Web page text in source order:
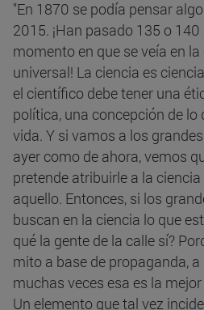
"En 1870 se podía pensar
2015. ¡Han pasado 135 o
momento en que se veía en
universal! La ciencia es
el científico debe tener una
política, una concepción de lo
vida. Y si vamos a los
ayer como de ahora, vemos
pretende atribuirle a la
aquello. Entonces, si los
buscan en la ciencia lo que
qué la gente de la calle sí?
mito a base de propaganda,
muchas veces esa es la
Un elemento que tal vez